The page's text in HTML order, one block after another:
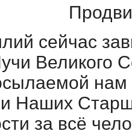
сейчас
Великого
нам
Наших
за всё